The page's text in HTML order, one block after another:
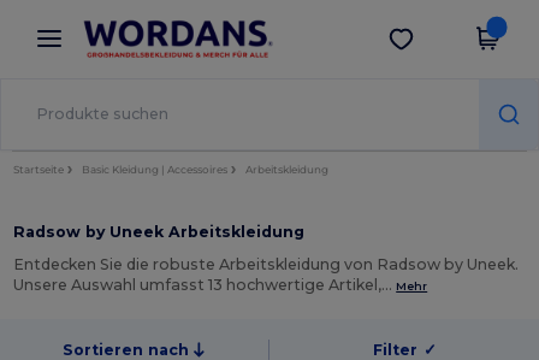
× Wordans App
Bessere Preise in der App!
App holen
Startseite Basic Kleidung | Accessoires Arbeitskleidung
Radsow by Uneek Arbeitskleidung
Entdecken Sie die robuste Arbeitskleidung von Radsow by Uneek.
Unsere Auswahl umfasst 13 hochwertige Artikel,… Mehr
Sortieren nach Filter ✓